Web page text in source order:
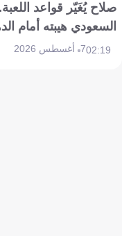
صلاح يُغَيّر قواعد
السعودي هيبته أمام
02:197 أغسطس 2026